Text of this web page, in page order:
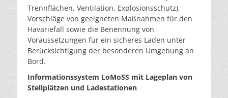
Trennflächen, Ventilation, Explosionsschutz),
Vorschläge von geeigneten Maßnahmen für den
Havariefall sowie die Benennung von
Voraussetzungen für ein sicheres Laden unter
Berücksichtigung der besonderen Umgebung an
Bord.
Informationssystem LoMoSS mit Lageplan von
Stellplätzen und Ladestationen